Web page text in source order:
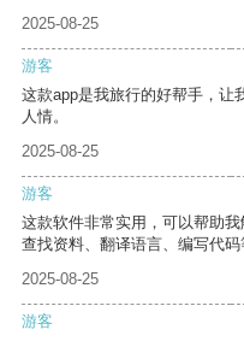
2025-08-25
游客
这款app是我旅行的好帮手，让
人情。
2025-08-25
游客
这款软件非常实用，可以帮助
查找资料、翻译语言、编写代码
2025-08-25
游客